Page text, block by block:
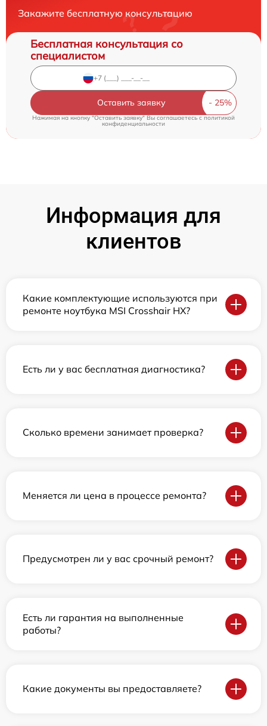
Закажите бесплатную консультацию
Бесплатная консультация со
специалистом
Оставить заявку
Нажимая на кнопку "Оставить заявку" Вы соглашаетесь cполитикой
конфиденциальности
Информация для
клиентов
Какие комплектующие используются при
ремонте ноутбука MSI Crosshair HX?
Есть ли у вас бесплатная диагностика?
Сколько времени занимает проверка?
Меняется ли цена в процессе ремонта?
Предусмотрен ли у вас срочный ремонт?
Есть ли гарантия на выполненные
работы?
Какие документы вы предоставляете?